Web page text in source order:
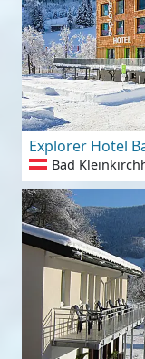
Explorer Hotel
Bad